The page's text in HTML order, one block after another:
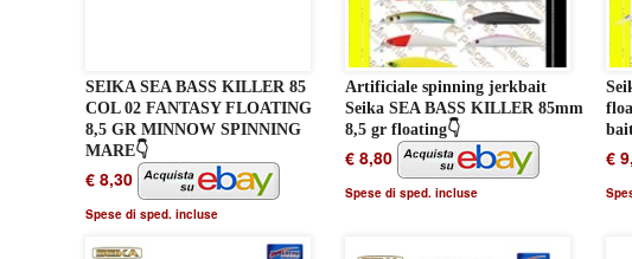
SEIKA SEA BASS KILLER 85
COL 02 FANTASY FLOATING
8,5 GR MINNOW SPINNING
MARE👇
€ 8,30
Spese di sped. incluse
Artificiale spinning jerkbait
Seika SEA BASS KILLER 85mm
8,5 gr floating👇
€ 8,80
Spese di sped. incluse
€